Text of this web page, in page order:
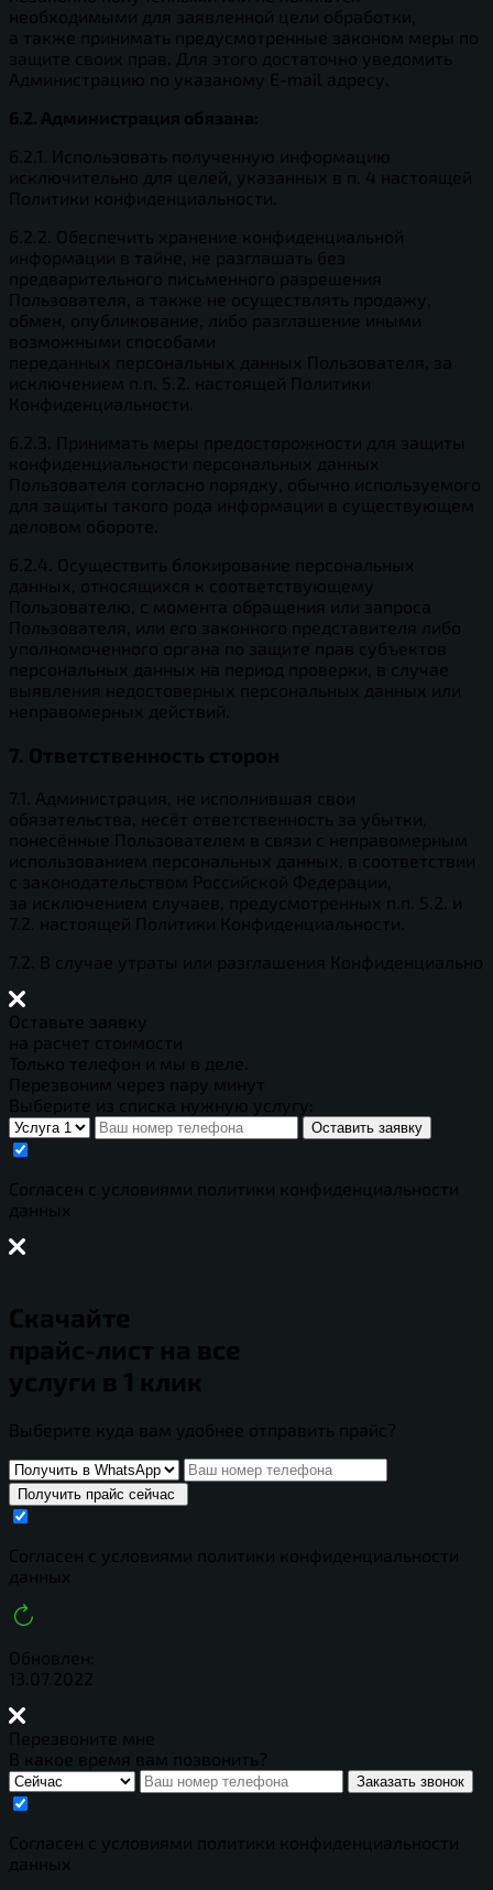
необходимыми для заявленной цели обработки,
а также принимать предусмотренные законом меры по
защите своих прав. Для этого достаточно уведомить
Администрацию по указаному E-mail адресу.
6.2. Администрация обязана:
6.2.1. Использовать полученную информацию
исключительно для целей, указанных в п. 4 настоящей
Политики конфиденциальности.
6.2.2. Обеспечить хранение конфиденциальной
информации в тайне, не разглашать без
предварительного письменного разрешения
Пользователя, а также не осуществлять продажу,
обмен, опубликование, либо разглашение иными
возможными способами
переданных персональных данных Пользователя, за
исключением п.п. 5.2. настоящей Политики
Конфиденциальности.
6.2.3. Принимать меры предосторожности для защиты
конфиденциальности персональных данных
Пользователя согласно порядку, обычно используемого
для защиты такого рода информации в существующем
деловом обороте.
6.2.4. Осуществить блокирование персональных
данных, относящихся к соответствующему
Пользователю, с момента обращения или запроса
Пользователя, или его законного представителя либо
уполномоченного органа по защите прав субъектов
персональных данных на период проверки, в случае
выявления недостоверных персональных данных или
неправомерных действий.
7. Ответственность сторон
7.1. Администрация, не исполнившая свои
обязательства, несёт ответственность за убытки,
понесённые Пользователем в связи с неправомерным
использованием персональных данных, в соответствии
с законодательством Российской Федерации,
за исключением случаев, предусмотренных п.п. 5.2. и
7.2. настоящей Политики Конфиденциальности.
7.2. В случае утраты или разглашения Конфиденциально
Оставьте заявку
на расчет стоимости
Только телефон и мы в деле.
Перезвоним через пару минут
Выберите из списка нужную услугу:
Оставить заявку
Cогласен с условиями политики конфиденциальности
данных
Скачайте
прайс-лист на все
услуги в 1 клик
Выберите куда вам удобнее отправить прайс?
Получить прайс сейчас
Cогласен с условиями политики конфиденциальности
данных
Обновлен:
13.07.2022
Перезвоните мне
В какое время вам позвонить?
Заказать звонок
Cогласен с условиями политики конфиденциальности
данных